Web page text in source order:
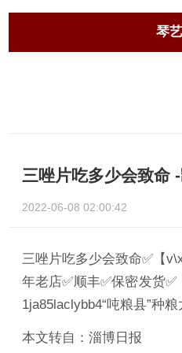
琴
三唑片吃多少会致命
2022-06-08 02:00:42
三唑片吃多少会致命✅【
年老店✅顺丰✅保密发货
1ja85laclybb4“吨粮县”种
本文转自：淄博日报